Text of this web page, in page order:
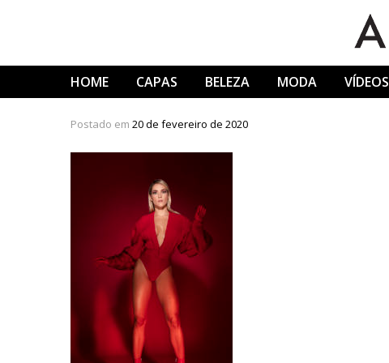
HOME CAPAS BELEZA MODA VÍDEOS
Postado em 20 de fevereiro de 2020